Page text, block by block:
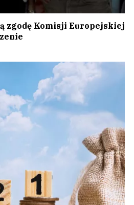
zgodę Komisji Europejskiej